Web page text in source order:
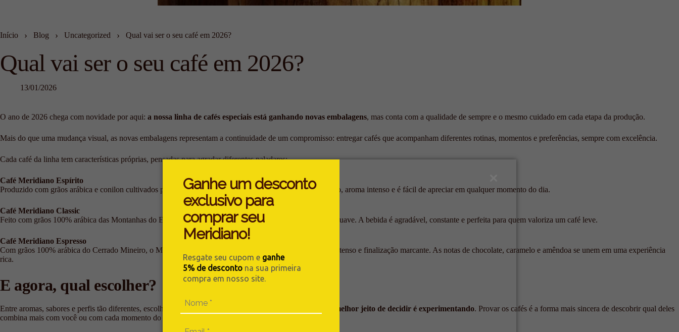
Ganhe um desconto
exclusivo para
comprar seu
Meridiano!
Resgate seu cupom e ganhe
5% de desconto na sua primeira
compra em nosso site.
Início › Blog › Uncategorized › Qual vai ser o seu café em 2026?
Qual vai ser o seu café em 2026?
13/01/2026
O ano de 2026 chega com novidade por aqui: a nossa linha de cafés especiais está ganhando novas embalagens, mas conta com a qualidade de sempre e o mesmo cuidado em cada etapa da produção.
Mais do que uma mudança visual, as novas embalagens representam a continuidade de um compromisso: entregar cafés que acompanham diferentes rotinas, momentos e preferências, sempre com excelência.
Cada café da linha tem características próprias, pensadas para agradar diferentes paladares:
Café Meridiano Espírito
Produzido com grãos arábica e conilon cultivados pela agricultura familiar capixaba. Tem sabor equilibrado, aroma intenso e é fácil de apreciar em qualquer momento do dia.
Café Meridiano Classic
Feito com grãos 100% arábica das Montanhas do Espírito Santo, o Meridiano Classic apresenta um sabor suave. A bebida é agradável, constante e perfeita para quem valoriza um café leve.
Café Meridiano Espresso
Com grãos 100% arábica do Cerrado Mineiro, o Meridiano Espresso entrega um perfil encorpado, sabor intenso e finalização marcante. As notas de chocolate, caramelo e amêndoa se unem em uma experiência
rica.
E agora, qual escolher?
Entre aromas, sabores e perfis tão diferentes, escolher apenas um pode não ser tarefa fácil. E tudo bem: o melhor jeito de decidir é experimentando. Provar os cafés é a forma mais sincera de descobrir qual deles
combina mais com você ou com cada momento do seu dia.